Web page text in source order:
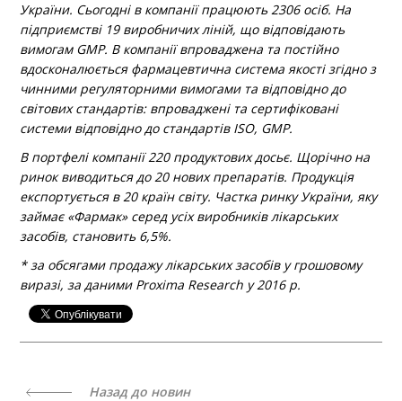
України. Сьогодні в компанії працюють 2306 осіб. На
підприємстві 19 виробничих ліній, що відповідають
вимогам GMP. В компанії впроваджена та постійно
вдосконалюється фармацевтична система якості згідно з
чинними регуляторними вимогами та відповідно до
світових стандартів: впроваджені та сертифіковані
системи відповідно до стандартів ISO, GMP.
В портфелі компанії 220 продуктових досьє. Щорічно на
ринок виводиться до 20 нових препаратів. Продукція
експортується в 20 країн світу. Частка ринку України, яку
займає «Фармак» серед усіх виробників лікарських
засобів, становить 6,5%.
* за обсягами продажу лікарських засобів у грошовому
виразі, за даними Proxima Research у 2016 р.
Назад до новин